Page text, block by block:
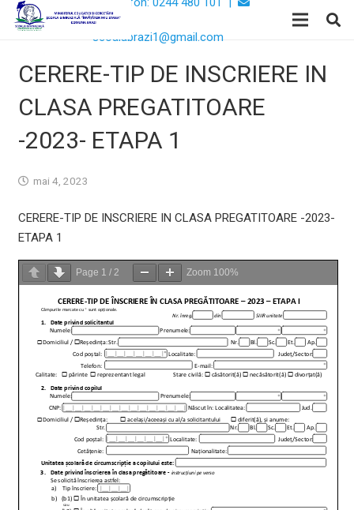
Email:
scoalabrazi1@gmail.com
CERERE-TIP DE INSCRIERE IN
CLASA PREGATITOARE
-2023- ETAPA 1
mai 4, 2023
CERERE-TIP DE INSCRIERE IN CLASA PREGATITOARE -2023-
ETAPA 1
Page 1 / 2 Zoom 100%